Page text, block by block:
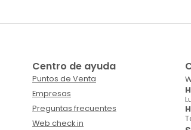
Centro de ayuda
Puntos de Venta
Empresas
Preguntas frecuentes
Web check in